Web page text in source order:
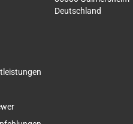
Deutschland